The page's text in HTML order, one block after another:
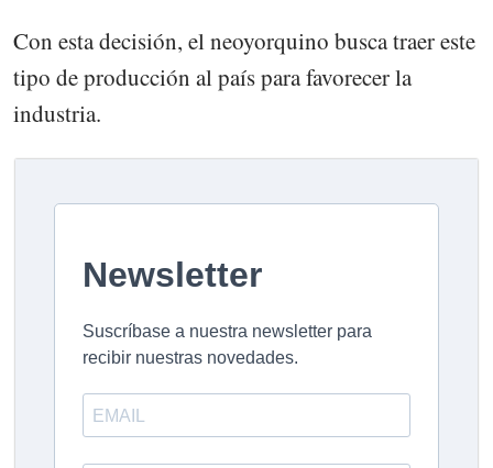
Con esta decisión, el neoyorquino busca traer este
tipo de producción al país para favorecer la
industria.